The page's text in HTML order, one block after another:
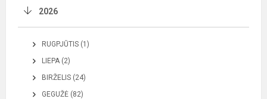
2026
RUGPJŪTIS (1)
LIEPA (2)
BIRŽELIS (24)
GEGUŽĖ (82)